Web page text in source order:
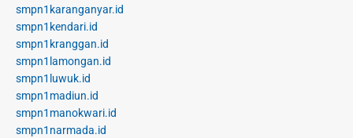
smpn1karanganyar.id
smpn1kendari.id
smpn1kranggan.id
smpn1lamongan.id
smpn1luwuk.id
smpn1madiun.id
smpn1manokwari.id
smpn1narmada.id